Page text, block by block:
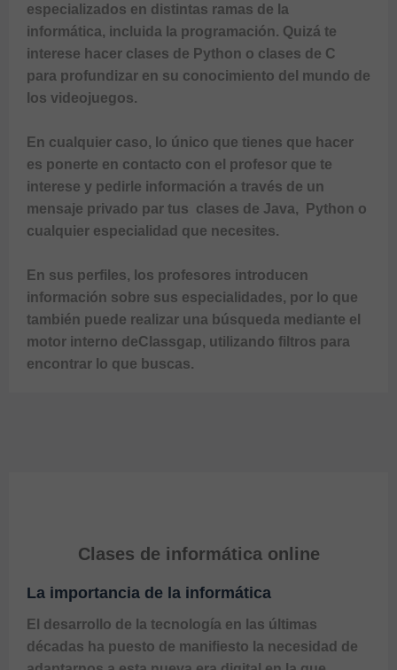
especializados en distintas ramas de la
informática, incluida la programación. Quizá te
interese hacer clases de Python o clases de C
para profundizar en su conocimiento del mundo de
los videojuegos.
En cualquier caso, lo único que tienes que hacer
es ponerte en contacto con el profesor que te
interese y pedirle información a través de un
mensaje privado par tus clases de Java,  Python o
cualquier especialidad que necesites.
En sus perfiles, los profesores introducen
información sobre sus especialidades, por lo que
también puede realizar una búsqueda mediante el
motor interno deClassgap, utilizando filtros para
encontrar lo que buscas.
Clases de informática online
La importancia de la informática
El desarrollo de la tecnología en las últimas
décadas ha puesto de manifiesto la necesidad de